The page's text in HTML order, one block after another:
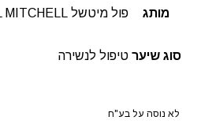
מותג פול מיטשל PAUL MITCHELL
סוג שיער טיפול לנשירה
לא נוסה על בע"ח